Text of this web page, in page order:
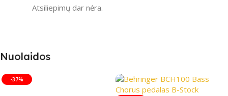
Atsiliepimų dar nėra.
Nuolaidos
-37%